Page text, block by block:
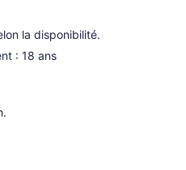
la disponibilité.
: 18 ans